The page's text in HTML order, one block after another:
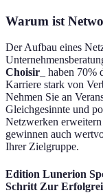
Warum ist
Der Aufbau eines
Choisir _ haben
Karriere stark von
Nehmen Sie an
Gleichgesinnte und
Netzwerken
gewinnen auch
Ihrer Zielgruppe.
Edition Lunerion
Schritt Zur